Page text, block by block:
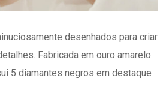
desenhados para criar
Fabricada em ouro amarelo
5 diamantes negros em destaque